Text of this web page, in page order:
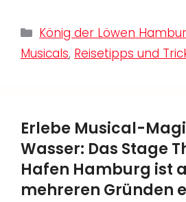
Kategorien
König der Löwen
Musicals, Reisetipps und
Erlebe Musical-
Wasser: Das Stage
Hafen Hamburg ist
mehreren Gründen